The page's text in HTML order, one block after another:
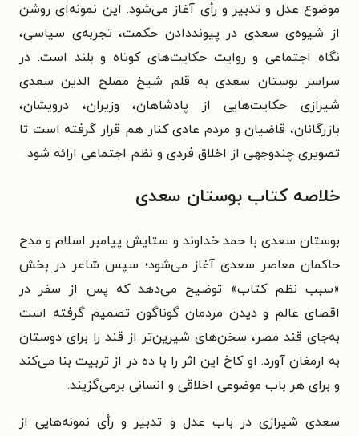
موضوع عدل و تدبیر و رأی آغاز می‌شود. این نمونه‌ای روشن
از شیوه‌ی سعدی در پیونددادن حکمت، تجربه‌ی سیاسی،
نگاه اجتماعی و روایت حکایت‌های کوتاه و بلند است. در
سراسر بوستان سعدی به قلم شیخ مصلح الدین سعدی
شیرازی حکایت‌هایی از پادشاهان، وزیران، درویشان،
بازرگانان، قاضیان و مردم عادی کنار هم قرار گرفته است تا
تصویری چندوجهی از اخلاق فردی و نظم اجتماعی ارائه شود.
خلاصه کتاب بوستان سعدی
بوستان سعدی با حمد خداوند و ستایش پیامبر اسلام و مدح
حاکمان معاصر سعدی آغاز می‌شود؛ سپس شاعر در بخش
«سبب نظم کتاب» توضیح می‌دهد که پس از سفر در
اقصای عالم و دیدن مردمان گوناگون تصمیم گرفته است
به‌جای قند مصر، سخن‌های شیرین‌تر از قند را برای دوستان
به ارمغان آورد. او کاخ این اثر را با ده در از تربیت بنا می‌کند
و برای هر باب موضوعی اخلاقی و انسانی برمی‌گزیند.
سعدی شیرازی در باب عدل و تدبیر و رأی نمونه‌هایی از